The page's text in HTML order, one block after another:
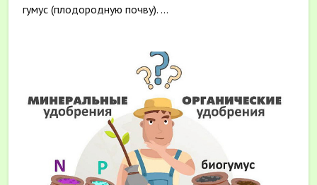
гумус (плодородную почву). ...